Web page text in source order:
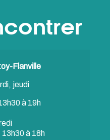
Flanville
jeudi
à 19h
à 18h